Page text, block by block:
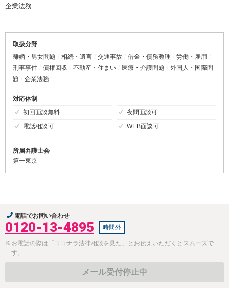
企業法務
取扱分野
離婚・男女問題
相続・遺言 交通事故 借金・債務整理
労働・雇用
刑事事件
債権回収 不動産・住まい 医療・介護問題
外国人・国際問
題
企業法務
対応体制
初回面談無料
夜間面談可
電話相談可
WEB面談可
所属弁護士会
第一東京
電話でお問い合わせ
0120-13-4895 時間外
※お電話の際は「ココナラ法律相談を見た」とお伝えいただくとスムーズで
す。
メール受付停止中